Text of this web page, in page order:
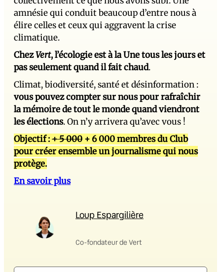
amnésie qui conduit beaucoup d’entre nous à
élire celles et ceux qui aggravent la crise
climatique.
ChezVert, l’écologie est à la Une tous les jours et
pas seulement quand il fait chaud.
Climat, biodiversité, santé et désinformation :
vous pouvez compter sur nous pour rafraîchir
la mémoire de tout le monde quand viendront
les élections. On n’y arrivera qu’avec vous !
Objectif :+ 5 000 + 6 000 membres du Club
pour créer ensemble un journalisme qui nous
protège.
En savoir plus
Loup Espargilière
Co-fondateur de Vert